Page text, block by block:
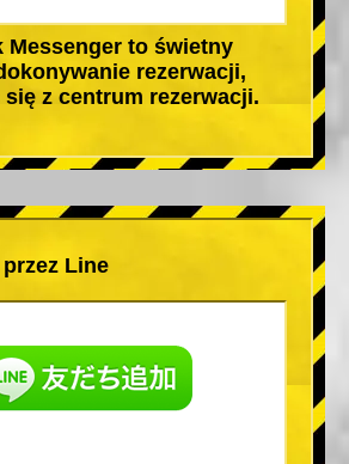
Messenger to świetny
rezerwacji,
z centrum rezerwacji.
Line